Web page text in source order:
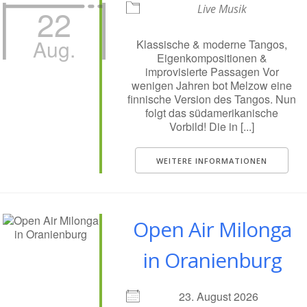
22
Aug.
Live Musik
Klassische & moderne Tangos,
Eigenkompositionen &
improvisierte Passagen Vor
wenigen Jahren bot Melzow eine
finnische Version des Tangos. Nun
folgt das südamerikanische
Vorbild! Die in [...]
WEITERE INFORMATIONEN
Open Air Milonga
in Oranienburg
23. August 2026